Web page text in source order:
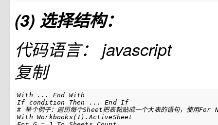
(3) 选择结构：
代码语言： javascript
复制
With ... End With
If condition Then ... End If
# 举个例子：遍历每个Sheet把表粘贴成一个大表的语句，使用
With Workbooks(1).ActiveSheet